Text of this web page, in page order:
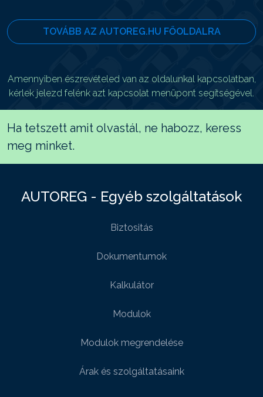
TOVÁBB AZ AUTOREG.HU FŐOLDALRA
Amennyiben észrevételed van az oldalunkal kapcsolatban,
kérlek jelezd felénk azt kapcsolat menüpont segítségével.
Ha tetszett amit olvastál, ne habozz, keress
meg minket.
AUTOREG - Egyéb szolgáltatások
Biztositás
Dokumentumok
Kalkulátor
Modulok
Modulok megrendelése
Árak és szolgáltatásaink